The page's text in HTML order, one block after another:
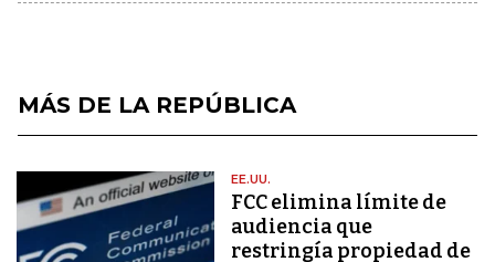
MÁS DE LA REPÚBLICA
EE.UU.
FCC elimina límite de
audiencia que
restringía propiedad de